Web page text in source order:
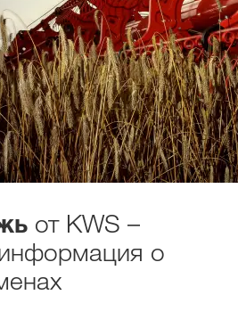
от KWS –
о